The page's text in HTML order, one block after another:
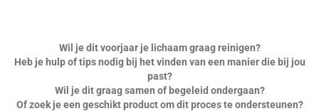
Wil je dit voorjaar je lichaam graag reinigen?
Heb je hulp of tips nodig bij het vinden van een manier die bij jou
past?
Wil je dit graag samen of begeleid ondergaan?
Of zoek je een geschikt product om dit proces te ondersteunen?